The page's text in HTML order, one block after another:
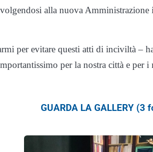
alla nuova Amministrazione
per evitare questi atti di inciviltà –
per la nostra città e per i
GUARDA LA GALLERY (3